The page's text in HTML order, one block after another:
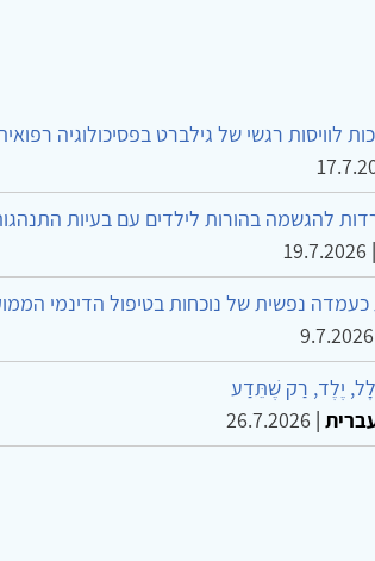
לוויסות רגשי של גילברט בפסיכולוגיה
להגשמה בהורות לילדים עם בעיות
|
19.7.2026
כעמדה נפשית של נוכחות בטיפול הדינמי
9.7.2026
יֶלֶד, רַק שֶׁתֵּדַע
|
26.7.2026